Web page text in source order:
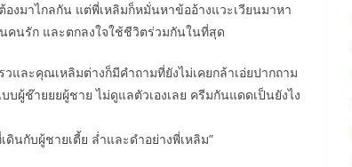
งมาไกลกัน แต่พี่เหลิมก็หมั่นหาข้ออ้างแวะเวียนมาหา
คนรัก และตกลงใจใช้ชีวิตร่วมกันในที่สุด
และคุณเหลิมต่างก็มีคำถามที่ยังไม่เคยกล้าเอ่ยปากถาม
บผู้ช๊ายยยผู้ชาย ไม่ดูแลตัวเองเลย ครีมกันแดดเป็นยังไง
ดินกับผู้ชายเตี้ย ล่ำและดำอย่างพี่เหลิม”